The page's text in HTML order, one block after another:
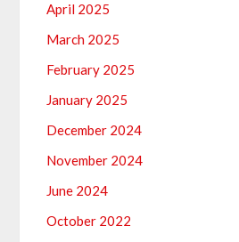
April 2025
March 2025
February 2025
January 2025
December 2024
November 2024
June 2024
October 2022